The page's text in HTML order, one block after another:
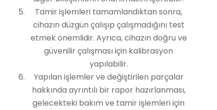
Tamir işlemleri tamamlandıktan sonra,
cihazın düzgün çalışıp çalışmadığını test
etmek önemlidir. Ayrıca, cihazın doğru ve
güvenilir çalışması için kalibrasyon
yapılabilir.
Yapılan işlemler ve değiştirilen parçalar
hakkında ayrıntılı bir rapor hazırlanması,
gelecekteki bakım ve tamir işlemleri için